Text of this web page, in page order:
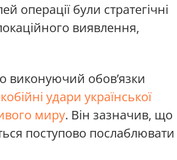
операції були стратегічні
виявлення,
виконуючий обов’язки
удари української
миру. Він зазначив, що
поступово послаблювати